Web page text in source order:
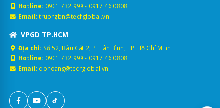
Hotline: 0901.732.999 - 0917.46.0808
Email: truongbn@techglobal.vn
VPGD TP.HCM
Địa chỉ: Số 52, Bàu Cát 2, P. Tân Bình, TP. Hồ Chí Minh
Hotline: 0901.732.999 - 0917.46.0808
Email: dohoang@techglobal.vn